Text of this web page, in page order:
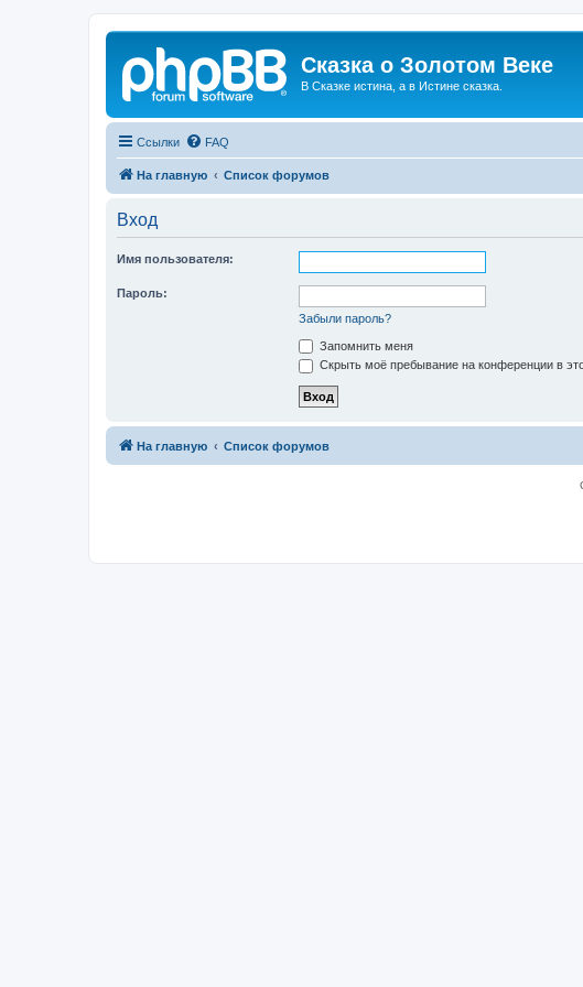
Сказка о Золотом Веке
В Сказке истина, а в Истине сказка.
Ссылки FAQ
На главную Список форумов
Вход
Имя пользователя:
Пароль:
Забыли пароль?
Запомнить меня
Скрыть моё пребывание на конференции в
На главную Список форумов